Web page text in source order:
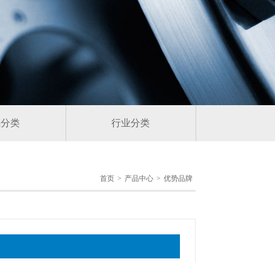
类 行业分类
首页 > 产品中心 > 优势品牌